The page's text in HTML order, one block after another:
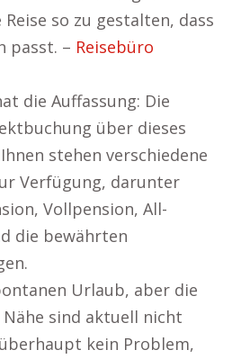
so zu gestalten, dass
passt. – Reisebüro
die Auffassung: Die
über dieses
stehen verschiedene
Verfügung, darunter
Vollpension, All-
die bewährten
Urlaub, aber die
sind aktuell nicht
kein Problem,